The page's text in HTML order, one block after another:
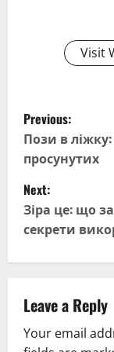
Visit
P
o
s
t
n
v
i
Previous:
Пози в
просунутих
Next:
Зіра це: що
секрети
Leave a Reply
Your email